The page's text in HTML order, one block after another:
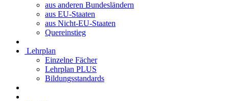
aus anderen Bundesländern
aus EU-Staaten
aus Nicht-EU-Staaten
Quereinstieg
Lehrplan
Einzelne Fächer
Lehrplan PLUS
Bildungsstandards